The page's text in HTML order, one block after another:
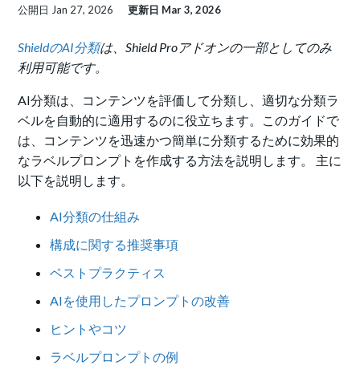
公開日 Jan 27, 2026 更新日 Mar 3, 2026
ShieldのAI分類は、Shield Proアドオンの一部としてのみ
利用可能です。
AI分類は、コンテンツを評価して分類し、適切な分類ラ
ベルを自動的に適用するのに役立ちます。このガイドで
は、コンテンツを迅速かつ簡単に分類するために効果的
なラベルプロンプトを作成する方法を説明します。 主に
以下を説明します。
AI分類の仕組み
構成に関する推奨事項
ベストプラクティス
AIを使用したプロンプトの改善
ヒントやコツ
ラベルプロンプトの例